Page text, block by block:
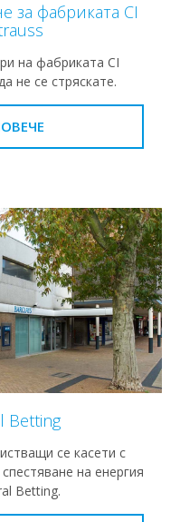
за фабриката CI
на фабриката CI
не се стряскате.
Betting
се касети с
на енергия
Betting.